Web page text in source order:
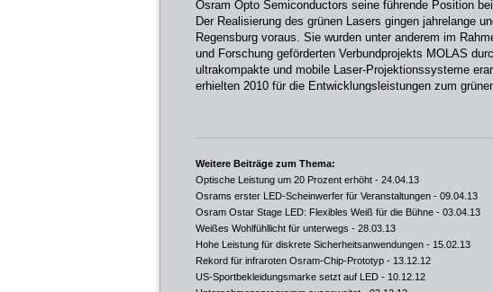
Osram Opto Semiconductors seine führende Position
Der Realisierung des grünen Lasers gingen jahrelange
Regensburg voraus. Sie wurden unter anderem im
und Forschung geförderten Verbundprojekts MOLAS
ultrakompakte und mobile Laser-Projektionssysteme
erhielten 2010 für die Entwicklungsleistungen zum
Weitere Beiträge zum Thema:
Optische Leistung um 20 Prozent erhöht - 24.04.13
Osrams erster LED-Scheinwerfer für Veranstaltungen - 09.04.13
Osram Ostar Stage LED: Flexibles Weiß für die Bühne - 03.04.13
Weißes Wohlfühllicht für unterwegs - 28.03.13
Hohe Leistung für diskrete Sicherheitsanwendungen - 15.02.13
Rekord für infraroten Osram-Chip-Prototyp - 13.12.12
US-Sportbekleidungsmarke setzt auf LED - 10.12.12